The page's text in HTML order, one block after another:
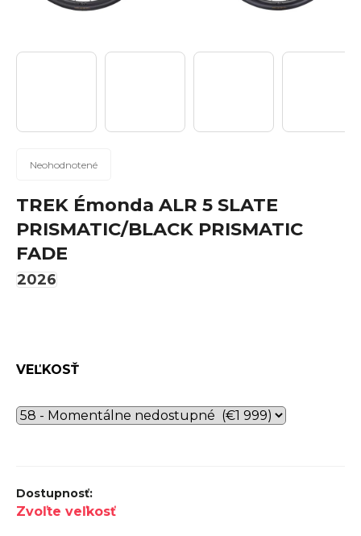
Priemerné
produktu
je
0,0
z
5
hviezdičiek.
Neohodnotené
TREK Émonda ALR 5 SLATE
PRISMATIC/BLACK PRISMATIC
FADE
2026
VEĽKOSŤ
Zvoľte veľkosť
?
Hľadať
O
r
ú
č
e